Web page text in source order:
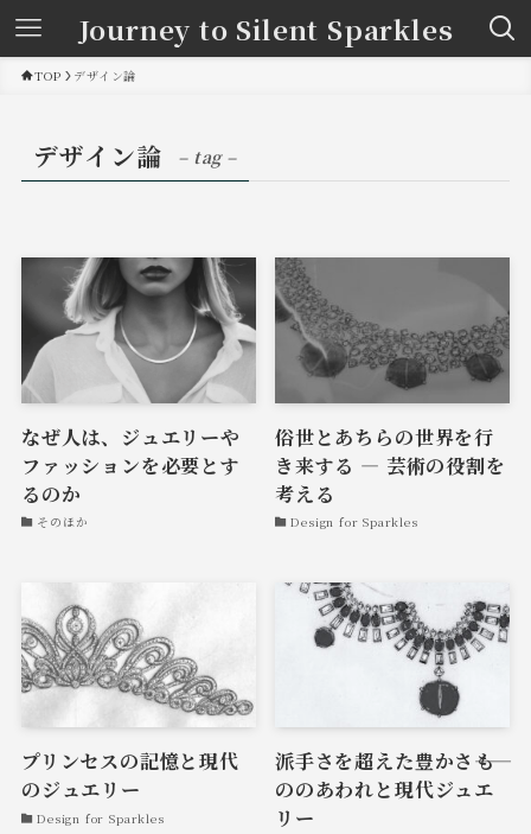
Journey to Silent Sparkles
TOP デザイン論
デザイン論 – tag –
なぜ人は、ジュエリーや
ファッションを必要とす
るのか
そのほか
俗世とあちらの世界を行
き来する ― 芸術の役割を
考える
Design for Sparkles
プリンセスの記憶と現代
のジュエリー
Design for Sparkles
派手さを超えた豊かさ――も
ののあわれと現代ジュエ
リー